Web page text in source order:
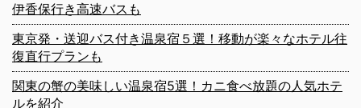
伊香保行き高速バスも
東京発・送迎バス付き温泉宿５選！移動が楽々なホテル往
復直行プランも
関東の蟹の美味しい温泉宿5選！カニ食べ放題の人気ホテ
ルを紹介